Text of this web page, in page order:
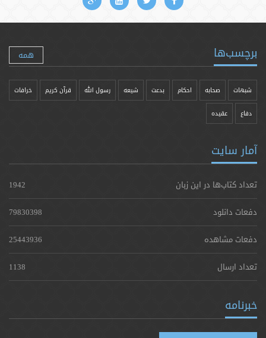
برچسب‌ها همه
شبهات صحابه احکام بدعت شیعه رسول الله قرآن کریم خرافات
دفاع عقیده
آمار سایت
تعداد کتاب‌ها در این زبان
1942
دفعات دانلود
79830398
دفعات مشاهده
25443936
تعداد ارسال
1138
خبرنامه